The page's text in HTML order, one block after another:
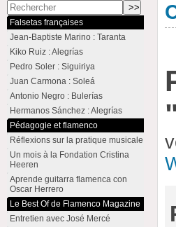
Falsetas françaises
Jean-Baptiste Marino : Taranta
Kiko Ruiz : Alegrías
Pedro Soler : Siguiriya
Juan Carmona : Soleá
Antonio Negro : Bulerías
Hermanos Sánchez : Alegrías
Pédagogie et flamenco
Réflexions sur la pratique musicale
Un mois à la Fondation Cristina
Heeren
Aprende guitarra flamenca con
Oscar Herrero
Le Best Of de Flamenco Magazine
Entretien avec José Mercé